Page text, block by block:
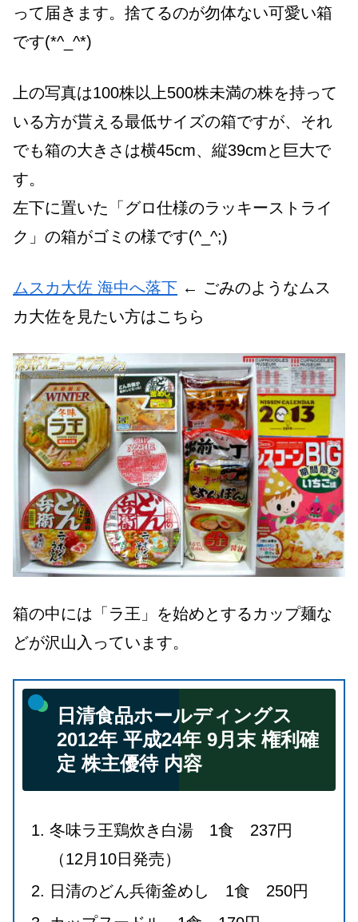
って届きます。捨てるのが勿体ない可愛い箱
です(*^_^*)
上の写真は100株以上500株未満の株を持って
いる方が貰える最低サイズの箱ですが、それ
でも箱の大きさは横45cm、縦39cmと巨大で
す。
左下に置いた「グロ仕様のラッキーストライ
ク」の箱がゴミの様です(^_^;)
ムスカ大佐 海中へ落下 ← ごみのようなムス
カ大佐を見たい方はこちら
箱の中には「ラ王」を始めとするカップ麺な
どが沢山入っています。
日清食品ホールディングス
2012年 平成24年 9月末 権利確
定 株主優待 内容
冬味ラ王鶏炊き白湯 1食 237円
（12月10日発売）
日清のどん兵衛釜めし 1食 250円